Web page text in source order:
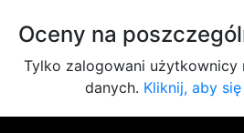
Oceny na
Tylko zalogowani
danych. Kliknij, aby